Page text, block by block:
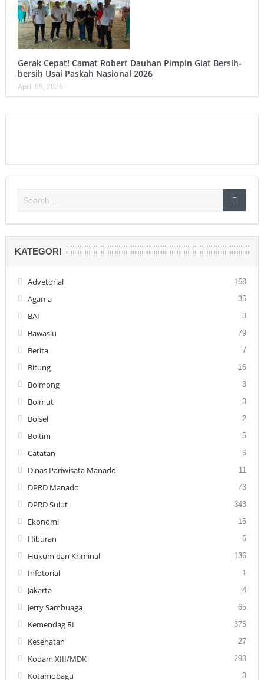
Gerak Cepat! Camat Robert Dauhan Pimpin Giat Bersih-
bersih Usai Paskah Nasional 2026
April 09, 2026
KATEGORI
Advetorial 168
Agama 35
BAI 3
Bawaslu 79
Berita 7
Bitung 16
Bolmong 3
Bolmut 3
Bolsel 2
Boltim 5
Catatan 6
Dinas Pariwisata Manado 11
DPRD Manado 73
DPRD Sulut 343
Ekonomi 15
Hiburan 6
Hukum dan Kriminal 136
Infotorial 1
Jakarta 4
Jerry Sambuaga 65
Kemendag RI 375
Kesehatan 27
Kodam XIII/MDK 293
Kotamobagu 3